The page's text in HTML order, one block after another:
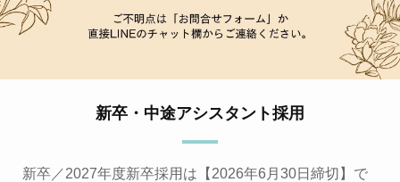
新卒・中途アシスタント採用
新卒／2027年度新卒採用は【2026年6月30日締切】で